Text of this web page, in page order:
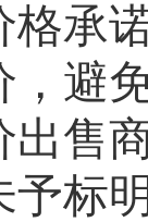
格承
，避
出售
予标